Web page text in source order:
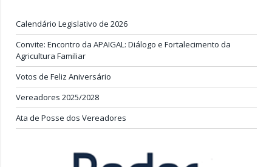
Calendário Legislativo de 2026
Convite: Encontro da APAIGAL: Diálogo e Fortalecimento da
Agricultura Familiar
Votos de Feliz Aniversário
Vereadores 2025/2028
Ata de Posse dos Vereadores